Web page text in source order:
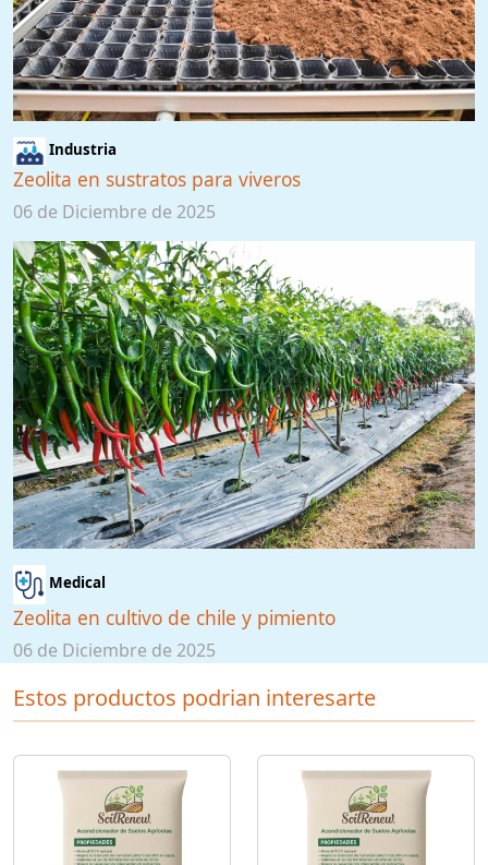
Industria
Zeolita en sustratos para viveros
06 de Diciembre de 2025
Medical
Zeolita en cultivo de chile y pimiento
06 de Diciembre de 2025
Estos productos podrian interesarte